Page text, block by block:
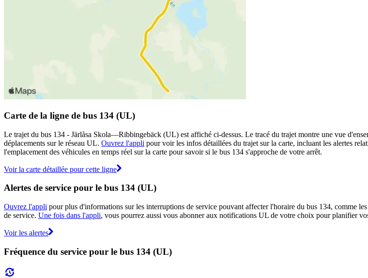
Carte de la ligne de bus 134 (UL)
Le trajet du bus 134 - Järlåsa Skola—Ribbingebäck (UL) est affiché ci-dessus. Le tracé du trajet montre une vue
déplacements sur le réseau UL. Ouvrez l'appli pour voir les infos détaillées du trajet sur la carte, incluant les alertes
l'emplacement des véhicules en temps réel sur la carte pour savoir si le bus 134 s'approche de votre arrêt.
Voir la carte détaillée pour cette ligne
Alertes de service pour le bus 134 (UL)
Ouvrez l'appli pour plus d'informations sur les interruptions de service pouvant affecter l'horaire du bus 134, comme
de service. Une fois dans l'appli, vous pourrez aussi vous abonner aux notifications UL de votre choix pour planifier
Voir les alertes
Fréquence du service pour le bus 134 (UL)